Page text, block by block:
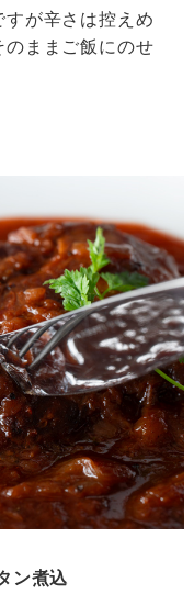
すが辛さは控えめ
のままご飯にのせ
ン煮込